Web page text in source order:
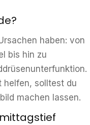
haben: von
bis hin zu
helfen, solltest du
machen lassen.